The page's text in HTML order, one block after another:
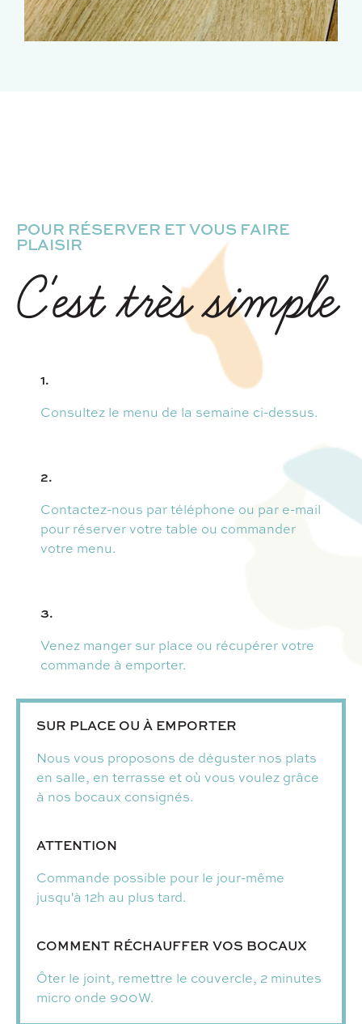
POUR RÉSERVER ET VOUS FAIRE
PLAISIR
C'est très simple
1.
Consultez le menu de la semaine ci-dessus.
2.
Contactez-nous par téléphone ou par e-mail
pour réserver votre table ou commander
votre menu.
3.
Venez manger sur place ou récupérer votre
commande à emporter.
SUR PLACE OU À EMPORTER
Nous vous proposons de déguster nos plats
en salle, en terrasse et où vous voulez grâce
à nos bocaux consignés.
ATTENTION
Commande possible pour le jour-même
jusqu'à 12h au plus tard.
COMMENT RÉCHAUFFER VOS BOCAUX
Ôter le joint, remettre le couvercle, 2 minutes
micro onde 900W.